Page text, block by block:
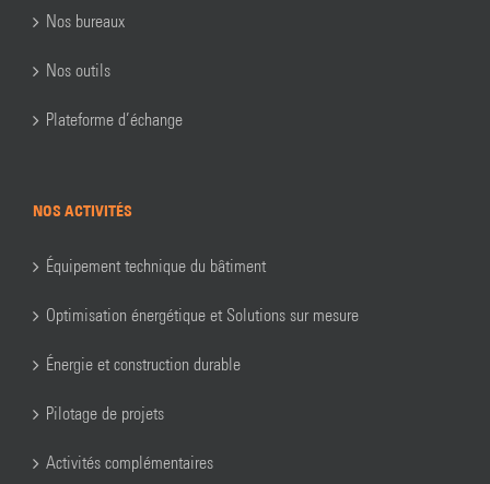
Nos bureaux
Nos outils
Plateforme d’échange
NOS ACTIVITÉS
Équipement technique du bâtiment
Optimisation énergétique et Solutions sur mesure
Énergie et construction durable
Pilotage de projets
Activités complémentaires